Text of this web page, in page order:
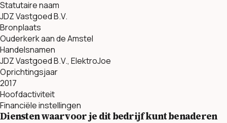
Statutaire naam
JDZ Vastgoed B.V.
Bronplaats
Ouderkerk aan de Amstel
Handelsnamen
JDZ Vastgoed B.V., ElektroJoe
Oprichtingsjaar
2017
Hoofdactiviteit
Financiële instellingen
Diensten waarvoor je dit bedrijf kunt benaderen